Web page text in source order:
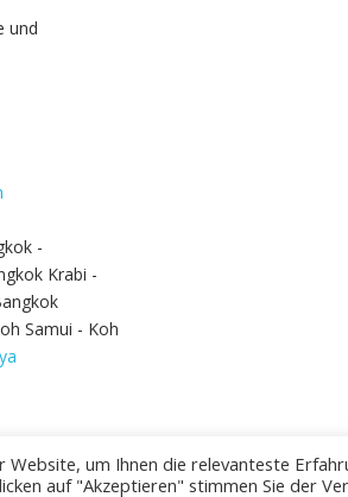
und
-
Krabi -
Samui - Koh
Website, um Ihnen die relevanteste
auf "Akzeptieren" stimmen Sie der